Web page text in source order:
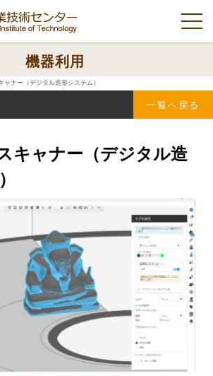
機器利用
ャナー（デジタル造形システム）
一覧へ戻る
キャナー（デジタル造